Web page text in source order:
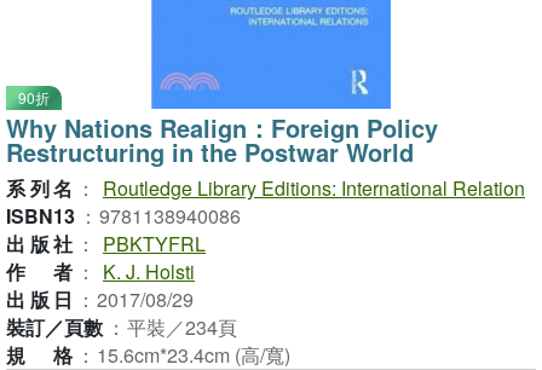
90折
Why Nations Realign：Foreign Policy
Restructuring in the Postwar World
系列名 ：
Routledge Library Editions: International Relation
ISBN13 ： 9781138940086
出版社 ：
PBKTYFRL
作者 ：
K. J. Holsti
出版日 ： 2017/08/29
裝訂／頁數 ： 平裝／234頁
規格 ： 15.6cm*23.4cm (高/寬)